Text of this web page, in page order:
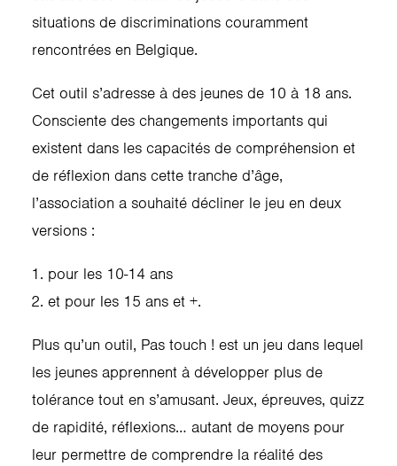
situations de discriminations couramment
rencontrées en Belgique.
Cet outil s’adresse à des jeunes de 10 à 18 ans.
Consciente des changements importants qui
existent dans les capacités de compréhension et
de réflexion dans cette tranche d’âge,
l’association a souhaité décliner le jeu en deux
versions :
pour les 10-14 ans
et pour les 15 ans et +.
Plus qu’un outil, Pas touch ! est un jeu dans lequel
les jeunes apprennent à développer plus de
tolérance tout en s’amusant. Jeux, épreuves, quizz
de rapidité, réflexions… autant de moyens pour
leur permettre de comprendre la réalité des